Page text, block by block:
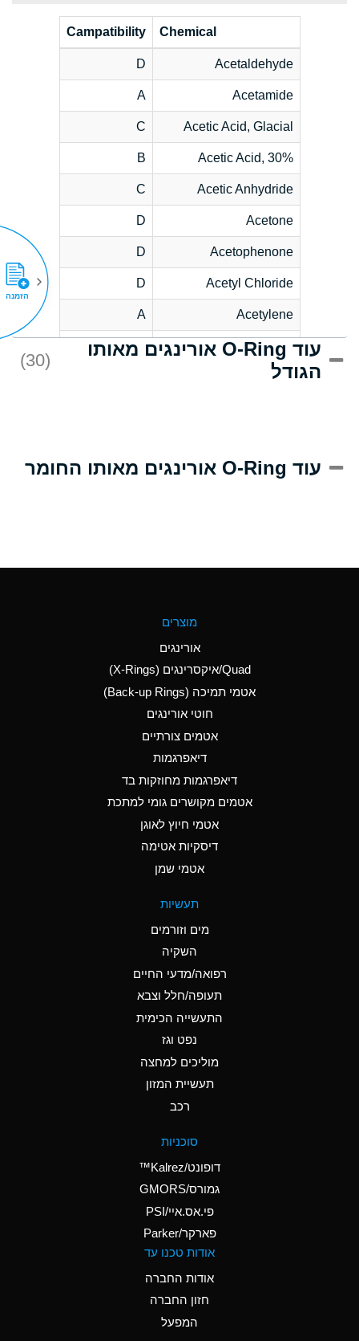
Chemical
Campatibility
Acetaldehyde
D
Acetamide
A
Acetic Acid, Glacial
C
Acetic Acid, 30%
B
Acetic Anhydride
C
Acetone
D
Acetophenone
D
Acetyl Chloride
D
Acetylene
A
Acrlylonitrile
D
Adipic Acid
(Aqueous)
Aluminum Nitrate
(Aqueous)
Aluminum Phosphate
Ammonia Anhydrous
B
Ammonia Gas (cold)
A
Ammonia Gas (hot)
Ammonium Hydroxide
D
Ammonium Nitrate
Ammonium Nitrite
Ammonium Persulfate
Ammonium Phosphate
A
Ammonium Sulfate
A
Amyl Acetate (Banana
עוד O-Ring אורינגים מאותו
הגודל
(30)
עוד O-Ring אורינגים מאותו החומר
מוצרים
אורינגים
Quad/איקסרינגים (X-Rings)
אטמי תמיכה (Back-up Rings)
חוטי אורינגים
אטמים צורתיים
דיאפרגמות
דיאפרגמות מחוזקות בד
אטמים מקושרים גומי למתכת
אטמי חיוץ לאוגן
דיסקיות אטימה
אטמי שמן
תעשיות
מים וזורמים
השקיה
רפואה/מדעי החיים
תעופה/חלל וצבא
התעשייה הכימית
נפט וגז
מוליכים למחצה
תעשיית המזון
רכב
סוכניות
דופונט/Kalrez™
גמורס/GMORS
פי.אס.איי/PSI
פארקר/Parker
אודות טכנו עד
אודות החברה
חזון החברה
המפעל
הזמנה